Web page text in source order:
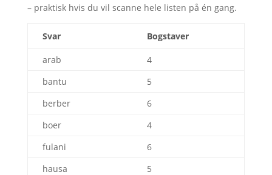
– praktisk hvis du vil scanne hele listen på én gang.
Svar Bogstaver
arab
4
bantu
5
berber
6
boer
4
fulani
6
hausa
5